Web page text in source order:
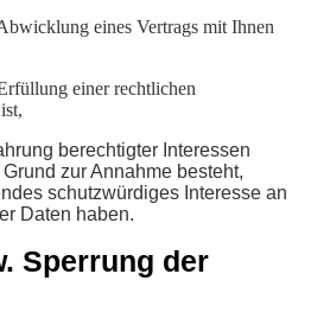
eines Vertrags mit Ihnen
einer rechtlichen
berechtigter Interessen
zur Annahme besteht,
schutzwürdiges Interesse an
Daten haben.
Sperrung der